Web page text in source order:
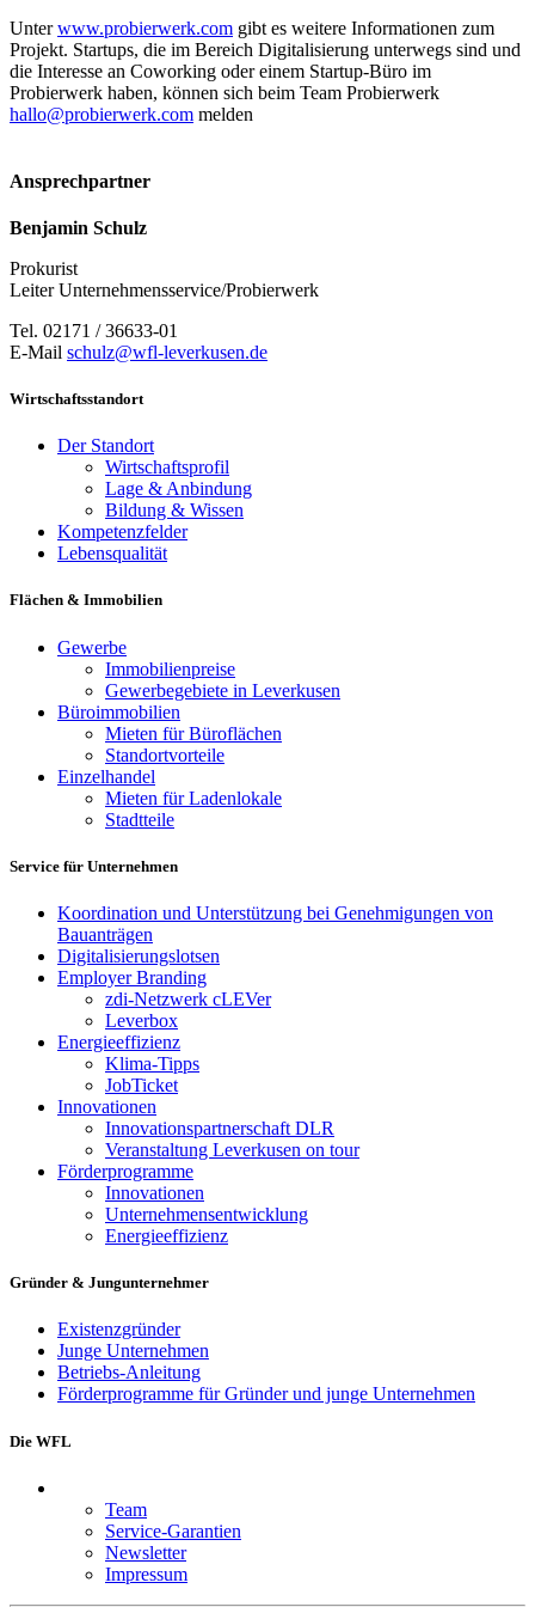
Unterwww.probierwerk.com gibt es weitere Informationen zum
Projekt. Startups, die im Bereich Digitalisierung unterwegs sind und
die Interesse an Coworking oder einem Startup-Büro im
Probierwerk haben, können sich beim Team Probierwerk
hallo@probierwerk.com melden
Ansprechpartner
Benjamin Schulz
Prokurist
Leiter Unternehmensservice/Probierwerk
Tel. 02171 / 36633-01
E-Mail schulz@wfl-leverkusen.de
Wirtschaftsstandort
Der Standort
Wirtschaftsprofil
Lage & Anbindung
Bildung & Wissen
Kompetenzfelder
Lebensqualität
Flächen & Immobilien
Gewerbe
Immobilienpreise
Gewerbegebiete in Leverkusen
Büroimmobilien
Mieten für Büroflächen
Standortvorteile
Einzelhandel
Mieten für Ladenlokale
Stadtteile
Service für Unternehmen
Koordination und Unterstützung bei Genehmigungen von
Bauanträgen
Digitalisierungslotsen
Employer Branding
zdi-Netzwerk cLEVer
Leverbox
Energieeffizienz
Klima-Tipps
JobTicket
Innovationen
Innovationspartnerschaft DLR
Veranstaltung Leverkusen on tour
Förderprogramme
Innovationen
Unternehmensentwicklung
Energieeffizienz
Gründer & Jungunternehmer
Existenzgründer
Junge Unternehmen
Betriebs-Anleitung
Förderprogramme für Gründer und junge Unternehmen
Die WFL
Team
Service-Garantien
Newsletter
Impressum